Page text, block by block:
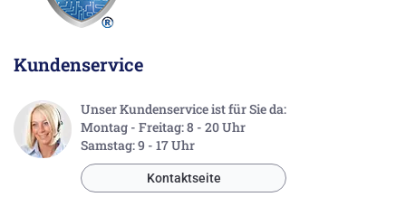
Kundenservice
Unser Kundenservice ist für Sie da:
Montag - Freitag: 8 - 20 Uhr
Samstag: 9 - 17 Uhr
Kontaktseite